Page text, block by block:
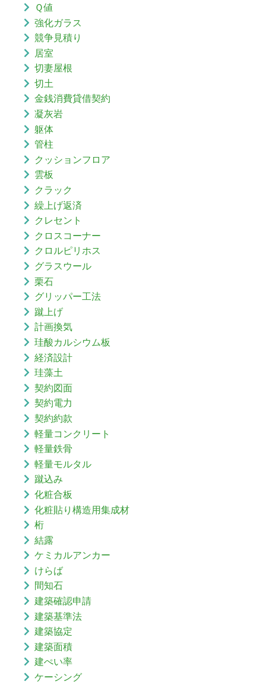
Ｑ値
強化ガラス
競争見積り
居室
切妻屋根
切土
金銭消費貸借契約
凝灰岩
躯体
管柱
クッションフロア
雲板
クラック
繰上げ返済
クレセント
クロスコーナー
クロルピリホス
グラスウール
栗石
グリッパー工法
蹴上げ
計画換気
珪酸カルシウム板
経済設計
珪藻土
契約図面
契約電力
契約約款
軽量コンクリート
軽量鉄骨
軽量モルタル
蹴込み
化粧合板
化粧貼り構造用集成材
桁
結露
ケミカルアンカー
けらば
間知石
建築確認申請
建築基準法
建築協定
建築面積
建ぺい率
ケーシング